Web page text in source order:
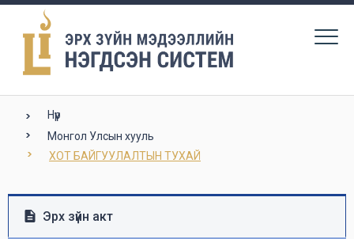
Нүүр
Монгол Улсын хууль
ХОТ БАЙГУУЛАЛТЫН ТУХАЙ
Эрх зүйн акт